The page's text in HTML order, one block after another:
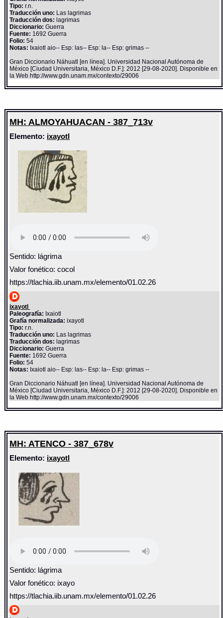
Tipo: r.n.
Traducción uno: Las lagrimas
Traducción dos: lagrimas
Diccionario:Guerra
Fuente: 1692 Guerra
Folio: 54
Notas: Ixaiotl aio-- Esp: las-- Esp: la-- Esp: grimas --
Gran Diccionario Náhuatl [en línea]. Universidad Nacional Autónoma de
México [Ciudad Universitaria, México D.F.]: 2012 [29-08-2020]. Disponible en
la Web http://www.gdn.unam.mx/contexto/29006
MH: ALMOYAHUACAN - 387_713v
Elemento: ixayotl
Sentido: lágrima
Valor fonético: cocol
https://tlachia.iib.unam.mx/elemento/01.02.26
ixayotl
Paleografía: Ixaiotl
Grafía normalizada: ixayotl
Tipo: r.n.
Traducción uno: Las lagrimas
Traducción dos: lagrimas
Diccionario:Guerra
Fuente: 1692 Guerra
Folio: 54
Notas: Ixaiotl aio-- Esp: las-- Esp: la-- Esp: grimas --
Gran Diccionario Náhuatl [en línea]. Universidad Nacional Autónoma de
México [Ciudad Universitaria, México D.F.]: 2012 [29-08-2020]. Disponible en
la Web http://www.gdn.unam.mx/contexto/29006
MH: ATENCO - 387_678v
Elemento: ixayotl
Sentido: lágrima
Valor fonético: ixayo
https://tlachia.iib.unam.mx/elemento/01.02.26